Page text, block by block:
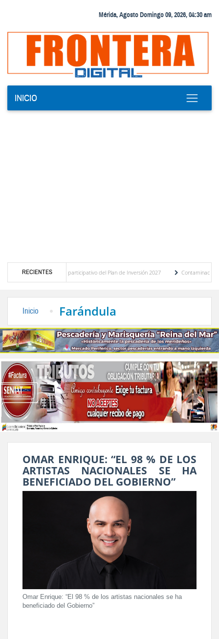
Mérida, Agosto Domingo 09, 2026, 04:30 am
INICIO
RECIENTES
del presupuesto participativo del Plan de Inversión 2027
Contaminación y
Inicio Farándula
OMAR ENRIQUE: “EL 98 % DE LOS
ARTISTAS NACIONALES SE HA
BENEFICIADO DEL GOBIERNO”
Omar Enrique: “El 98 % de los artistas nacionales se ha
beneficiado del Gobierno”